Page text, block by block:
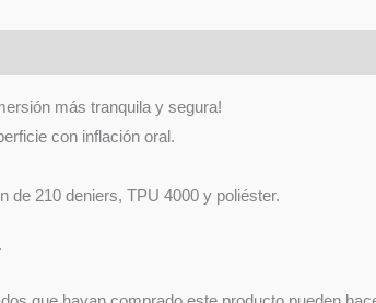
más tranquila y segura!
con inflación oral.
de 210 deniers, TPU 4000 y poliéster.